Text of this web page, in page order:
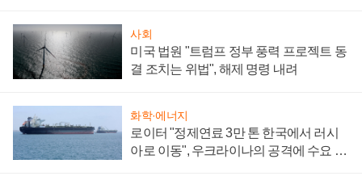
사회
미국 법원 "트럼프 정부 풍력 프로젝트 동
결 조치는 위법", 해제 명령 내려
화학·에너지
로이터 "정제연료 3만 톤 한국에서 러시
아로 이동", 우크라이나의 공격에 수요 늘